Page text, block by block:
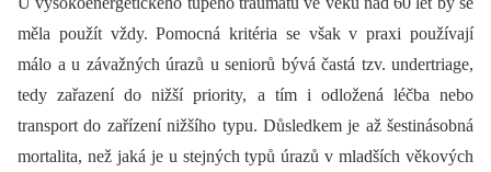
měla použít vždy. Pomocná kritéria se však v praxi používají
málo a u závažných úrazů u seniorů bývá častá tzv. undertriage,
tedy zařazení do nižší priority, a tím i odložená léčba nebo
transport do zařízení nižšího typu. Důsledkem je až šestinásobná
mortalita, než jaká je u stejných typů úrazů v mladších věkových